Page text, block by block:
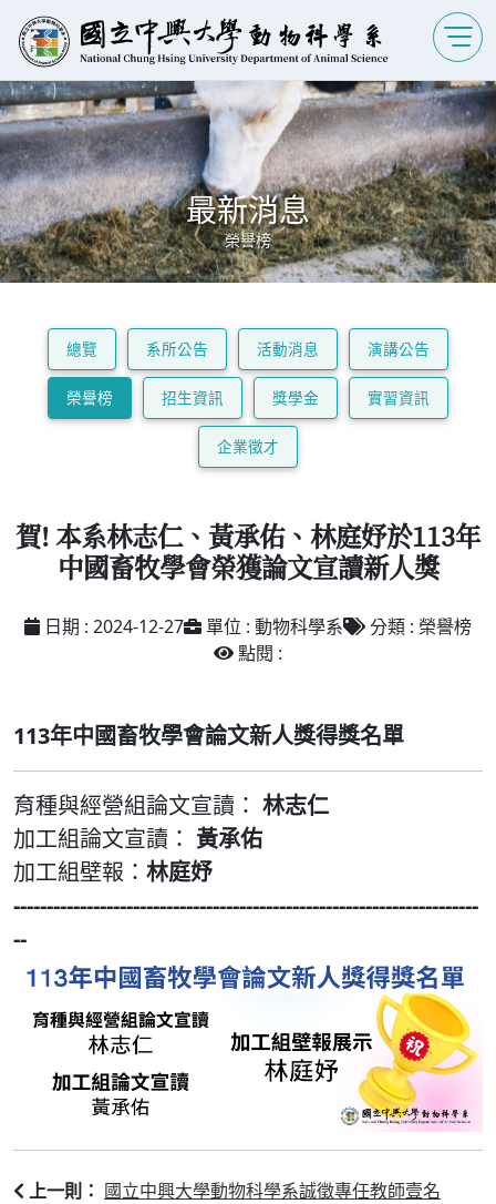
最新消息
榮譽榜
總覽 系所公告 活動消息 演講公告
榮譽榜 招生資訊 獎學金 實習資訊
企業徵才
賀! 本系林志仁、黃承佑、林庭妤於113年
中國畜牧學會榮獲論文宣讀新人獎
日期 : 2024-12-27 單位 : 動物科學系
分類 : 榮譽榜
點閱 :
113年中國畜牧學會論文新人獎得獎名單
育種與經營組論文宣讀： 林志仁
加工組論文宣讀： 黃承佑
加工組壁報： 林庭妤
----------------------------------------------------------------------
--
上一則：
國立中興大學動物科學系誠徵專任教師壹名